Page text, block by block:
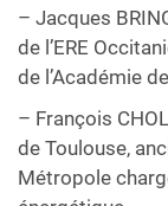
– Jacques
de l’ERE
de l’Académie
– François
de Toulouse,
Métropole